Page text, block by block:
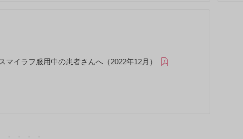
マイラフ服用中の患者さんへ（2022年12月）